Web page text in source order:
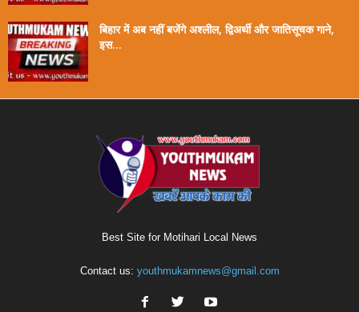
बिहार में अब नहीं बजेंगे अश्लील, द्विअर्थी और जातिसूचक गाने,
इस...
Best Site for Motihari Local News
Contact us: youthmukamnews@gmail.com